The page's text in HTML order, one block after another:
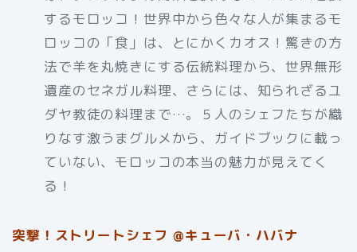
するモロッコ！世界中から色々な人が集まるモ
ロッコの「食」は、とにかくカオス！驚きの方
法で羊を丸焼きにする伝統料理から、世界無形
遺産のセネガル料理、さらには、知られざるユ
ダヤ教徒の料理まで…。５人のシェフたちが織
りなす激うまグルメから、ガイドブックに載っ
ていない、モロッコの本当の魅力が見えてく
る！
突撃！ストリートシェフ @キューバ・ハバナ